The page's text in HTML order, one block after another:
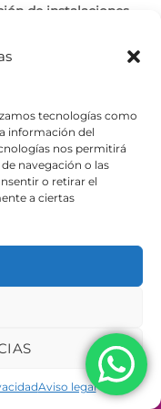
tecnologías como
información del
nos permitirá
navegación o las
o retirar el
a ciertas
Aviso legal
de instalaciones
en desplazarse
[...]
- B98943723